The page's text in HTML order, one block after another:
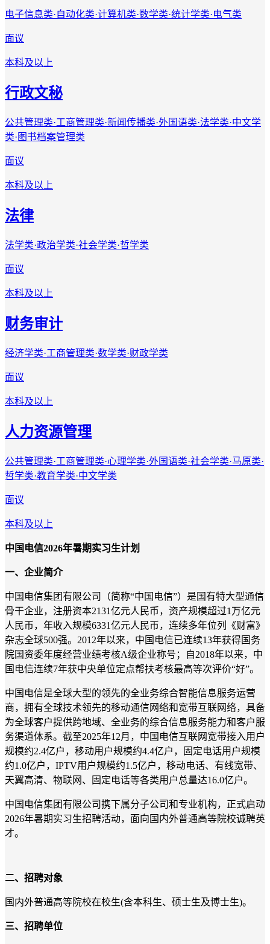
电子信息类·自动化类·计算机类·数学类·统计学类·电气类
面议
本科及以上
行政文秘
公共管理类·工商管理类·新闻传播类·外国语类·法学类·中文学
类·图书档案管理类
面议
本科及以上
法律
法学类·政治学类·社会学类·哲学类
面议
本科及以上
财务审计
经济学类·工商管理类·数学类·财政学类
面议
本科及以上
人力资源管理
公共管理类·工商管理类·心理学类·外国语类·社会学类·马原类·
哲学类·教育学类·中文学类
面议
本科及以上
中国电信2026年暑期实习生计划
一、企业简介
中国电信集团有限公司（简称“中国电信”）是国有特大型通信
骨干企业，注册资本2131亿元人民币，资产规模超过1万亿元
人民币，年收入规模6331亿元人民币，连续多年位列《财富》
杂志全球500强。2012年以来，中国电信已连续13年获得国务
院国资委年度经营业绩考核A级企业称号；自2018年以来，中
国电信连续7年获中央单位定点帮扶考核最高等次评价“好”。
中国电信是全球大型的领先的全业务综合智能信息服务运营
商，拥有全球技术领先的移动通信网络和宽带互联网络，具备
为全球客户提供跨地域、全业务的综合信息服务能力和客户服
务渠道体系。截至2025年12月，中国电信互联网宽带接入用户
规模约2.4亿户，移动用户规模约4.4亿户，固定电话用户规模
约1.0亿户，IPTV用户规模约1.5亿户，移动电话、有线宽带、
天翼高清、物联网、固定电话等各类用户总量达16.0亿户。
中国电信集团有限公司携下属分子公司和专业机构，正式启动
2026年暑期实习生招聘活动，面向国内外普通高等院校诚聘英
才。
二、招聘对象
国内外普通高等院校在校生(含本科生、硕士生及博士生)。
三、招聘单位